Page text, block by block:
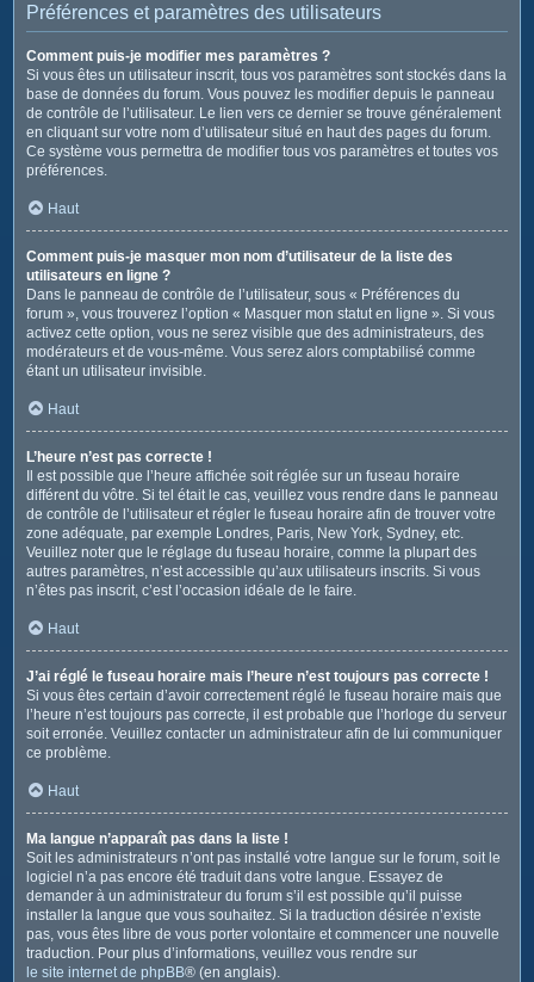
Préférences et paramètres des utilisateurs
Comment puis-je modifier mes paramètres ?
Si vous êtes un utilisateur inscrit, tous vos paramètres sont stockés dans la
base de données du forum. Vous pouvez les modifier depuis le panneau
de contrôle de l’utilisateur. Le lien vers ce dernier se trouve généralement
en cliquant sur votre nom d’utilisateur situé en haut des pages du forum.
Ce système vous permettra de modifier tous vos paramètres et toutes vos
préférences.
Haut
Comment puis-je masquer mon nom d’utilisateur de la liste des
utilisateurs en ligne ?
Dans le panneau de contrôle de l’utilisateur, sous « Préférences du
forum », vous trouverez l’option « Masquer mon statut en ligne ». Si vous
activez cette option, vous ne serez visible que des administrateurs, des
modérateurs et de vous-même. Vous serez alors comptabilisé comme
étant un utilisateur invisible.
Haut
L’heure n’est pas correcte !
Il est possible que l’heure affichée soit réglée sur un fuseau horaire
différent du vôtre. Si tel était le cas, veuillez vous rendre dans le panneau
de contrôle de l’utilisateur et régler le fuseau horaire afin de trouver votre
zone adéquate, par exemple Londres, Paris, New York, Sydney, etc.
Veuillez noter que le réglage du fuseau horaire, comme la plupart des
autres paramètres, n’est accessible qu’aux utilisateurs inscrits. Si vous
n’êtes pas inscrit, c’est l’occasion idéale de le faire.
Haut
J’ai réglé le fuseau horaire mais l’heure n’est toujours pas correcte !
Si vous êtes certain d’avoir correctement réglé le fuseau horaire mais que
l’heure n’est toujours pas correcte, il est probable que l’horloge du serveur
soit erronée. Veuillez contacter un administrateur afin de lui communiquer
ce problème.
Haut
Ma langue n’apparaît pas dans la liste !
Soit les administrateurs n’ont pas installé votre langue sur le forum, soit le
logiciel n’a pas encore été traduit dans votre langue. Essayez de
demander à un administrateur du forum s’il est possible qu’il puisse
installer la langue que vous souhaitez. Si la traduction désirée n’existe
pas, vous êtes libre de vous porter volontaire et commencer une nouvelle
traduction. Pour plus d’informations, veuillez vous rendre sur
le site internet de phpBB® (en anglais).